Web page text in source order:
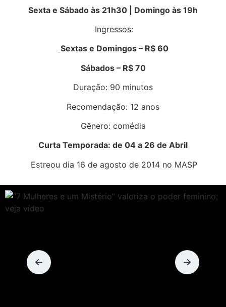
Sexta e Sábado às 21h30 | Domingo às 19h
Ingressos:
Sextas e Domingos – R$ 60
Sábados – R$ 70
Duração: 90 minutos
Recomendação: 12 anos
Gênero: comédia
Curta Temporada: de 04 a 26 de Abril
Estreou dia 16 de agosto de 2014 no MASP